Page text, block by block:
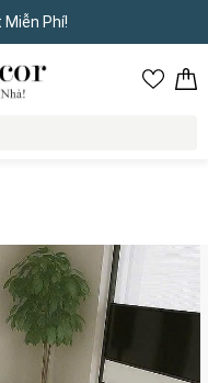
Phí!